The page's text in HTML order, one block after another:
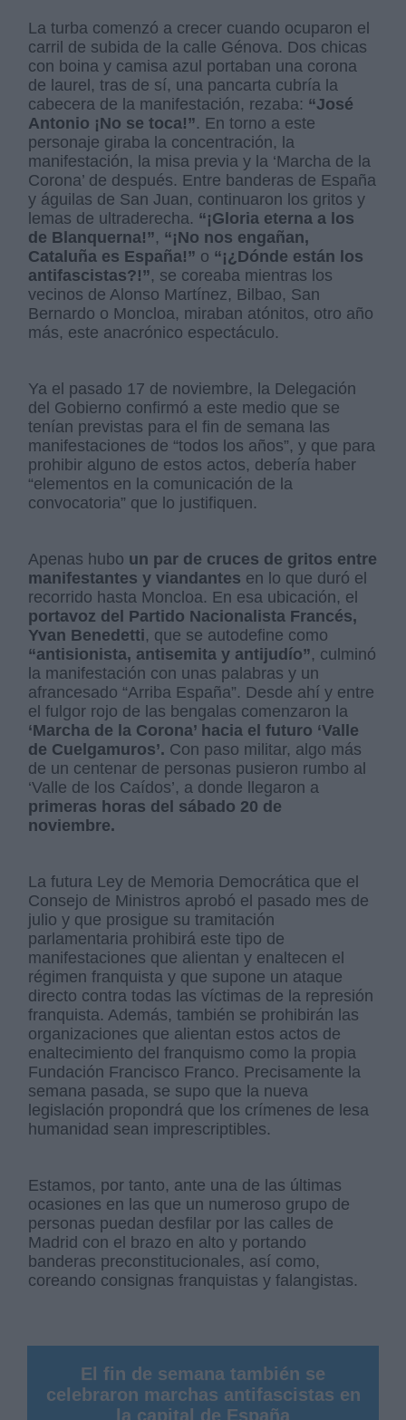
La turba comenzó a crecer cuando ocuparon el
carril de subida de la calle Génova. Dos chicas
con boina y camisa azul portaban una corona
de laurel, tras de sí, una pancarta cubría la
cabecera de la manifestación, rezaba: “José
Antonio ¡No se toca!”. En torno a este
personaje giraba la concentración, la
manifestación, la misa previa y la ‘Marcha de la
Corona’ de después. Entre banderas de España
y águilas de San Juan, continuaron los gritos y
lemas de ultraderecha. “¡Gloria eterna a los
de Blanquerna!”, “¡No nos engañan,
Cataluña es España!” o “¡¿Dónde están los
antifascistas?!”, se coreaba mientras los
vecinos de Alonso Martínez, Bilbao, San
Bernardo o Moncloa, miraban atónitos, otro año
más, este anacrónico espectáculo.
Ya el pasado 17 de noviembre, la Delegación
del Gobierno confirmó a este medio que se
tenían previstas para el fin de semana las
manifestaciones de “todos los años”, y que para
prohibir alguno de estos actos, debería haber
“elementos en la comunicación de la
convocatoria” que lo justifiquen.
Apenas hubo un par de cruces de gritos entre
manifestantes y viandantes en lo que duró el
recorrido hasta Moncloa. En esa ubicación, el
portavoz del Partido Nacionalista Francés,
Yvan Benedetti, que se autodefine como
“antisionista, antisemita y antijudío”, culminó
la manifestación con unas palabras y un
afrancesado “Arriba España”. Desde ahí y entre
el fulgor rojo de las bengalas comenzaron la
‘Marcha de la Corona’ hacia el futuro ‘Valle
de Cuelgamuros’. Con paso militar, algo más
de un centenar de personas pusieron rumbo al
‘Valle de los Caídos’, a donde llegaron a
primeras horas del sábado 20 de
noviembre.
La futura Ley de Memoria Democrática que el
Consejo de Ministros aprobó el pasado mes de
julio y que prosigue su tramitación
parlamentaria prohibirá este tipo de
manifestaciones que alientan y enaltecen el
régimen franquista y que supone un ataque
directo contra todas las víctimas de la represión
franquista. Además, también se prohibirán las
organizaciones que alientan estos actos de
enaltecimiento del franquismo como la propia
Fundación Francisco Franco. Precisamente la
semana pasada, se supo que la nueva
legislación propondrá que los crímenes de lesa
humanidad sean imprescriptibles.
Estamos, por tanto, ante una de las últimas
ocasiones en las que un numeroso grupo de
personas puedan desfilar por las calles de
Madrid con el brazo en alto y portando
banderas preconstitucionales, así como,
coreando consignas franquistas y falangistas.
El fin de semana también se
celebraron marchas antifascistas en
la capital de España